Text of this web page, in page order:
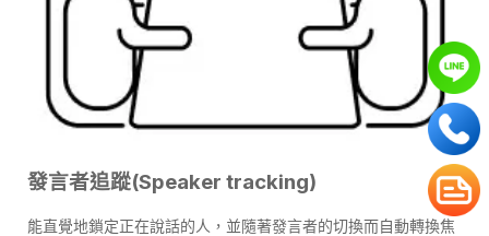
發言者追蹤(Speaker tracking)
能直覺地鎖定正在說話的人，並隨著發言者的切換而自動轉換焦